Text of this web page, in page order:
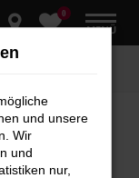
0
MENÜ
und unsere
Wir
und
nur,